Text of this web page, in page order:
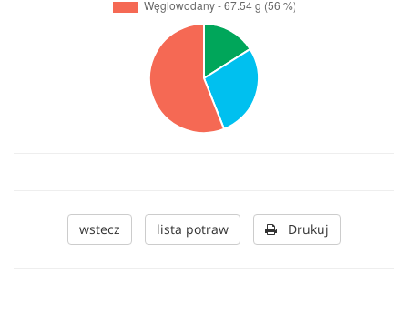
wstecz lista potraw Drukuj